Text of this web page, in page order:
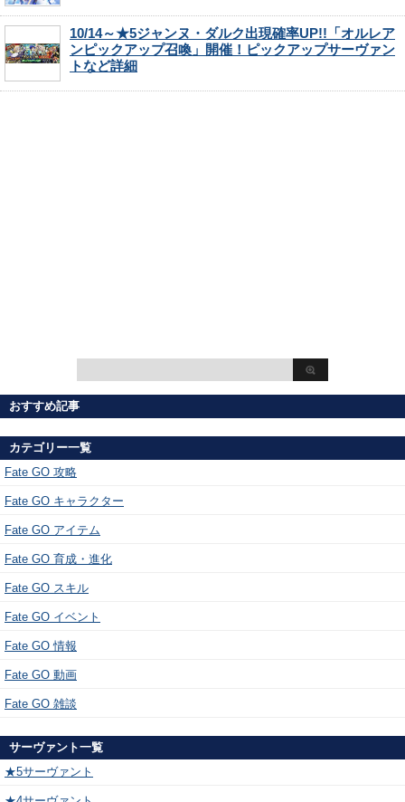
10/14～★5ジャンヌ・ダルク出現確率UP!!「オルレア
ンピックアップ召喚」開催！ピックアップサーヴァン
トなど詳細
おすすめ記事
カテゴリー一覧
Fate GO 攻略
Fate GO キャラクター
Fate GO アイテム
Fate GO 育成・進化
Fate GO スキル
Fate GO イベント
Fate GO 情報
Fate GO 動画
Fate GO 雑談
サーヴァント一覧
★5サーヴァント